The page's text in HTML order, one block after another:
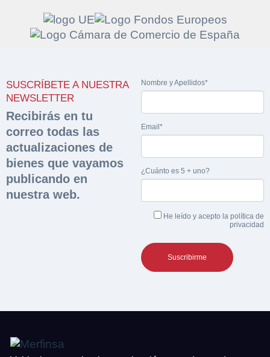
SUSCRÍBETE A NUESTRA
NEWSLETTER
Recibirás en tu
correo todas las
actualizaciones de
bienes que vayamos
publicando en
nuestra web.
Nombre y Apellidos*
Email*
¿Cuánto es 5 + uno?
He leído y acepto la política de
privacidad
documentación
sobre la peritación
Rellene este formulario y recibirá en su email el
enlace para descargar la documentación
Nombre y Apellidos*
Hacer Oferta
Razón social*
Teléfono*
Nombre y Apellidos*
Acepto la Política de Privacidad y las Condiciones de Uso.
continuación confirma que estás de acuerdo con ambas.
Sobre Merfinsa
Venta de bienes muebles
Vehículos